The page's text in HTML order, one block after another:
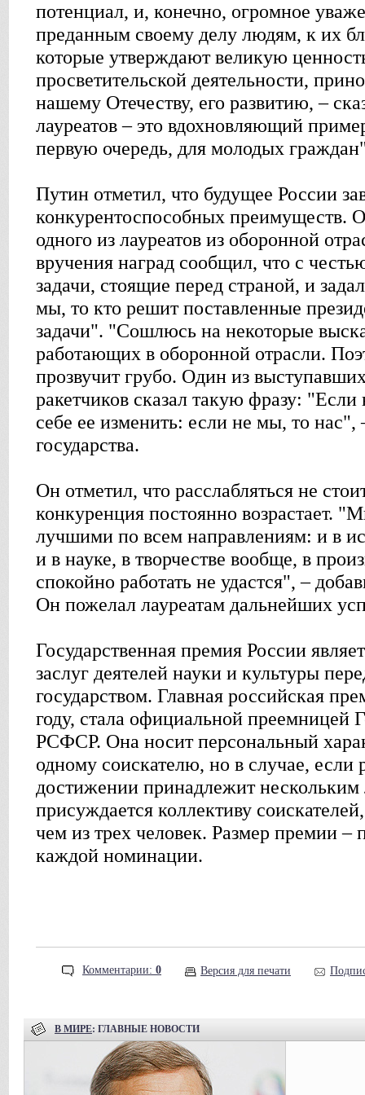
потенциал, и, конечно, огромное
преданным своему делу людям, к их
которые утверждают великую
просветительской деятельности,
нашему Отечеству, его развитию, –
лауреатов – это вдохновляющий
первую очередь, для молодых
Путин отметил, что будущее России
конкурентоспособных преимуществ.
одного из лауреатов из оборонной
вручения наград сообщил, что с
задачи, стоящие перед страной, и
мы, то кто решит поставленные
задачи". "Сошлюсь на некоторые
работающих в оборонной отрасли.
прозвучит грубо. Один из
ракетчиков сказал такую фразу:
себе ее изменить: если не мы, то нас",
государства.
Он отметил, что расслабляться не
конкуренция постоянно возрастает.
лучшими по всем направлениям: и в
и в науке, в творчестве вообще, в
спокойно работать не удастся", –
Он пожелал лауреатам дальнейших
Государственная премия России
заслуг деятелей науки и культуры
государством. Главная российская
году, стала официальной преемницей
РСФСР. Она носит персональный
одному соискателю, но в случае,
достижении принадлежит
присуждается коллективу
чем из трех человек. Размер премии –
каждой номинации.
Комментарии: 0 Версия для печати
В МИРЕ: ГЛАВНЫЕ НОВОСТИ